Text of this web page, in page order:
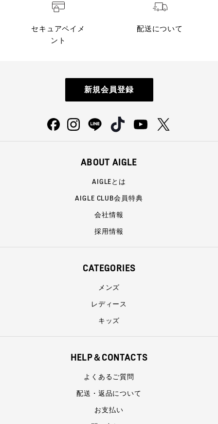
セキュアペイメ
ント
配送について
新規会員登録
ABOUT AIGLE
AIGLEとは
AIGLE CLUB会員特典
会社情報
採用情報
CATEGORIES
メンズ
レディース
キッズ
HELP＆CONTACTS
よくあるご質問
配送・返品について
お支払い